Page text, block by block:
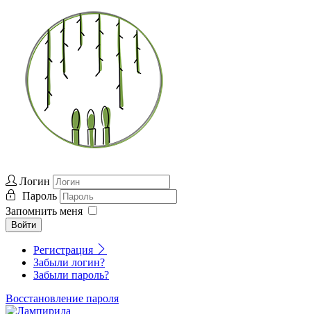
Логин
Пароль
Запомнить меня
Войти
Регистрация
Забыли логин?
Забыли пароль?
Восстановление пароля